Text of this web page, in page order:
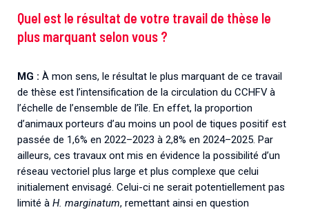
Quel est le résultat de votre travail de thèse le
plus marquant selon vous ?
MG : À mon sens, le résultat le plus marquant de ce travail
de thèse est l’intensification de la circulation du CCHFV à
l’échelle de l’ensemble de l’île. En effet, la proportion
d’animaux porteurs d’au moins un pool de tiques positif est
passée de 1,6% en 2022–2023 à 2,8% en 2024–2025. Par
ailleurs, ces travaux ont mis en évidence la possibilité d’un
réseau vectoriel plus large et plus complexe que celui
initialement envisagé. Celui-ci ne serait potentiellement pas
limité à H. marginatum, remettant ainsi en question